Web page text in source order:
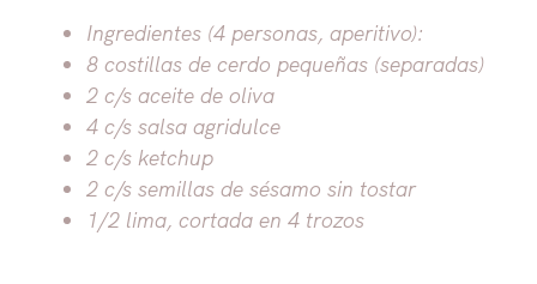
Ingredientes (4 personas, aperitivo):
8 costillas de cerdo pequeñas (separadas)
2 c/s aceite de oliva
4 c/s salsa agridulce
2 c/s ketchup
2 c/s semillas de sésamo sin tostar
1/2 lima, cortada en 4 trozos